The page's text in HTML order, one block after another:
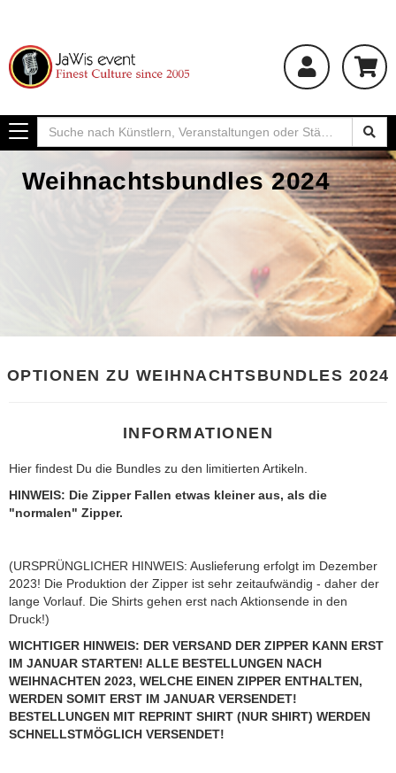
Toggle
navigation
Weihnachtsbundles 2024
OPTIONEN ZU WEIHNACHTSBUNDLES 2024
INFORMATIONEN
Hier findest Du die Bundles zu den limitierten Artikeln.
HINWEIS: Die Zipper Fallen etwas kleiner aus, als die
"normalen" Zipper.
(URSPRÜNGLICHER HINWEIS: Auslieferung erfolgt im Dezember
2023! Die Produktion der Zipper ist sehr zeitaufwändig - daher der
lange Vorlauf. Die Shirts gehen erst nach Aktionsende in den
Druck!)
WICHTIGER HINWEIS: DER VERSAND DER ZIPPER KANN ERST
IM JANUAR STARTEN! ALLE BESTELLUNGEN NACH
WEIHNACHTEN 2023, WELCHE EINEN ZIPPER ENTHALTEN,
WERDEN SOMIT ERST IM JANUAR VERSENDET!
BESTELLUNGEN MIT REPRINT SHIRT (NUR SHIRT) WERDEN
SCHNELLSTMÖGLICH VERSENDET!